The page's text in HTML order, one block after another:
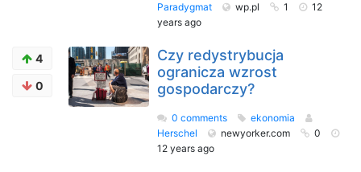
Paradygmat
wp.pl 1
12
years ago
4
0
Czy redystrybucja
ogranicza wzrost
gospodarczy?
0 comments
ekonomia
Herschel
newyorker.com
0
12 years ago